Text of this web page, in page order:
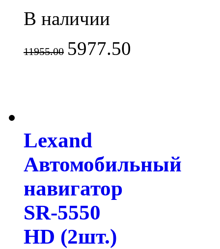
В наличии
11955.00 5977.50
Lexand
Автомобильный
навигатор
SR-5550
HD (2шт.)